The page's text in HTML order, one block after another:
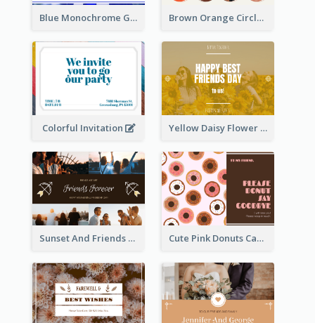
Blue Monochrome Graduation Photo Congratulations Postcard Brown Orange Circles World Cancer Day Postcard
Colorful Invitation Yellow Daisy Flower Friendship Forever Postcard
Sunset And Friends Photo Friendship Postcard Cute Pink Donuts Cartoon Farewell Postcard